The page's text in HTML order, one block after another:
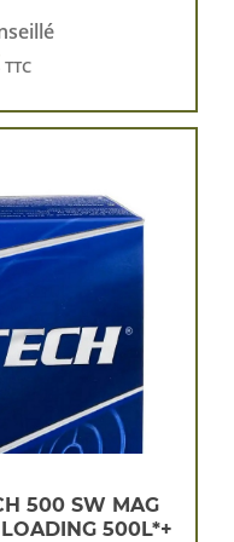
TTC
500 SW MAG
500L*+